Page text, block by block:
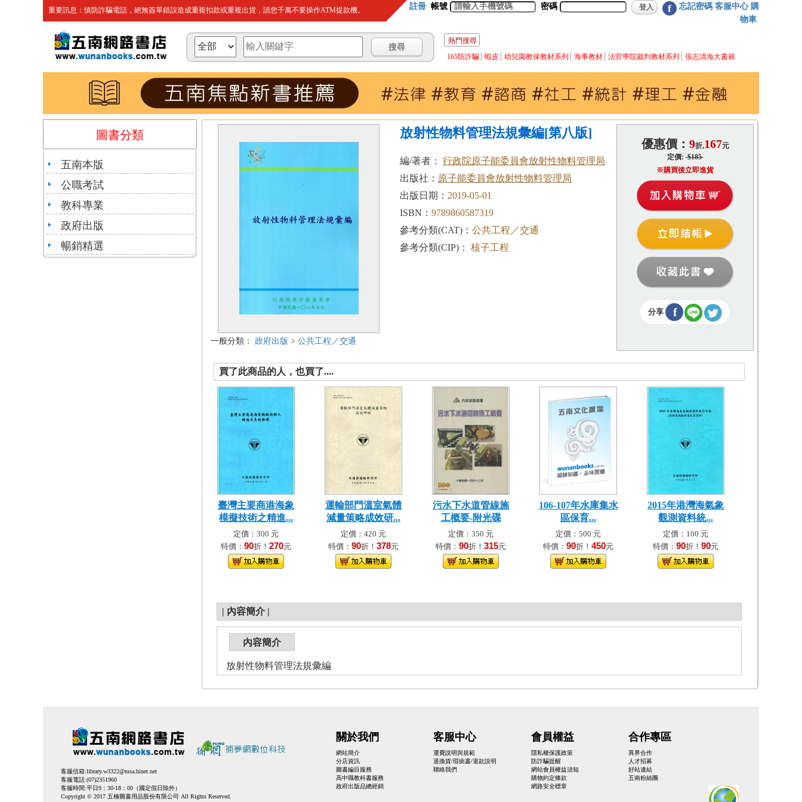
重要訊息：慎防詐騙電話，絕無簽單錯誤造成重複扣款或重複出貨，請您千萬不要操作ATM提款機。 註冊 帳號 密碼 f 忘記密碼 客服中心 購
物車
熱門搜尋
165防詐騙
蝦皮 幼兒園教保教材系列 海事教材 法官學院裁判教材系列 張志清海大書籍
圖書分類
五南本版
公職考試
教科專業
政府出版
暢銷精選
一般分類： 政府出版 > 公共工程／交通
放射性物料管理法規彙編[第八版]
編/著者： 行政院原子能委員會放射性物料管理局
出版社： 原子能委員會放射性物料管理局
出版日期： 2019-05-01
ISBN： 9789860587319
參考分類(CAT)： 公共工程／交通
參考分類(CIP)：
核子工程
優惠價： 9折,167元
定價:$185
※購買後立即進貨
分享 f
買了此商品的人，也買了....
臺灣主要商港海象
模擬技術之精進...
定價：300 元
特價： 90折！ 270元
運輸部門溫室氣體
減量策略成效研...
定價：420 元
特價： 90折！ 378元
污水下水道管線施
工概要-附光碟
定價：350 元
特價： 90折！ 315元
106-107年水庫集水
區保育...
定價：500 元
特價： 90折！ 450元
2015年港灣海氣象
觀測資料統...
定價：100 元
特價： 90折！ 90元
| 內容簡介 |
內容簡介
放射性物料管理法規彙編
客服信箱:library.w3322@msa.hinet.net
客服電話:(07)2351960
客服時間:平日9：30-18：00（國定假日除外）
Copyright © 2017 五楠圖書用品股份有限公司 All Rights Reserved.
關於我們
網站簡介
分店資訊
圖書編目服務
高中職教科書服務
政府出版品總經銷
客服中心
運費說明與規範
退換貨/瑕疵書/退款說明
聯絡我們
會員權益
隱私權保護政策
防詐騙提醒
網站會員權益須知
購物約定條款
網路安全標章
合作專區
異界合作
人才招募
好站連結
五南粉絲團